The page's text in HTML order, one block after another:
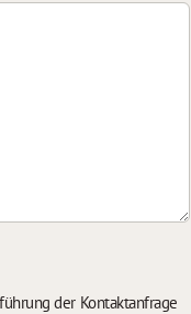
der Kontaktanfrage